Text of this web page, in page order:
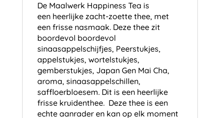
De Maalwerk Happiness Tea is
een heerlijke zacht-zoette thee, met
een frisse nasmaak. Deze thee zit
boordevol boordevol
sinaasappelschijfjes, Peerstukjes,
appelstukjes, wortelstukjes,
gemberstukjes, Japan Gen Mai Cha,
aroma, sinaasappelschillen,
saffloerbloesem. Dit is een heerlijke
frisse kruidenthee. Deze thee is een
echte aanrader en kan op elk moment